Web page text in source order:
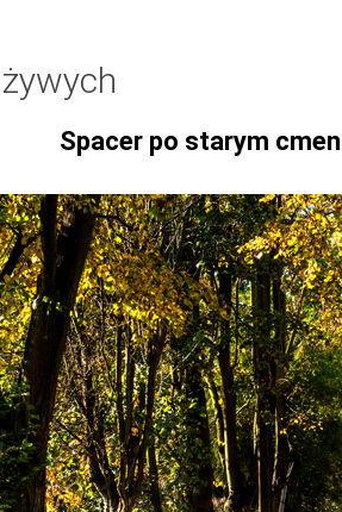
Spacer po starym